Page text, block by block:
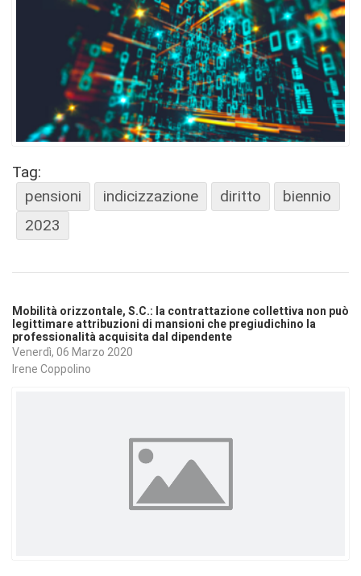
Tag:
pensioni
indicizzazione diritto
biennio
2023
Mobilità orizzontale, S.C.: la contrattazione collettiva non può
legittimare attribuzioni di mansioni che pregiudichino la
professionalità acquisita dal dipendente
Venerdì, 06 Marzo 2020
Irene Coppolino